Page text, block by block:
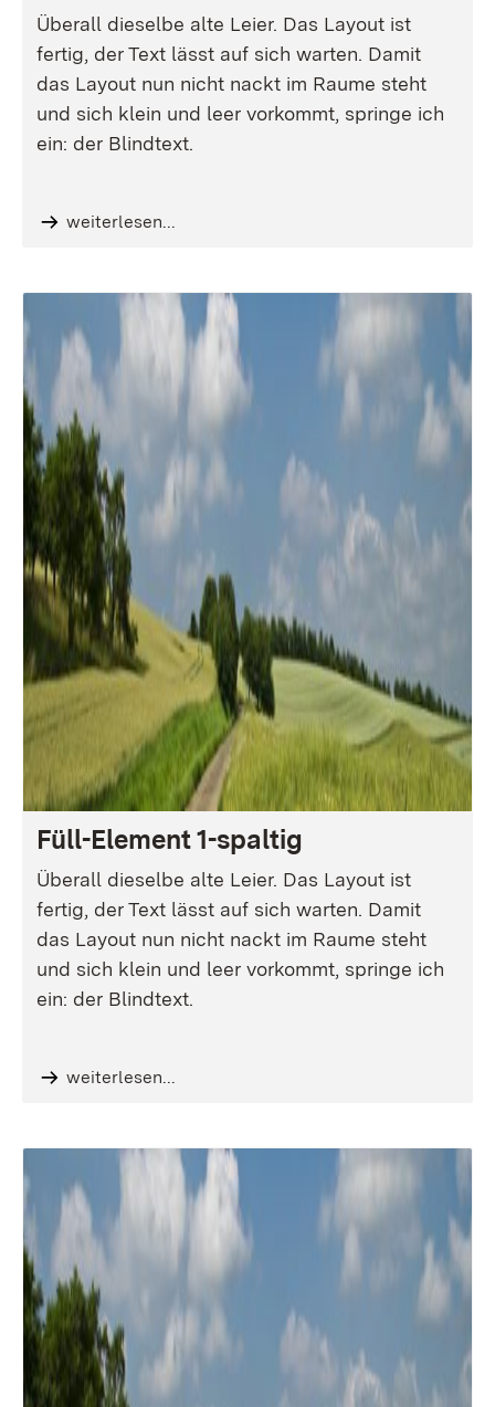
Überall dieselbe alte Leier. Das Layout ist
fertig, der Text lässt auf sich warten. Damit
das Layout nun nicht nackt im Raume steht
und sich klein und leer vorkommt, springe ich
ein: der Blindtext.
weiterlesen...
Füll-Element 1-spaltig
Überall dieselbe alte Leier. Das Layout ist
fertig, der Text lässt auf sich warten. Damit
das Layout nun nicht nackt im Raume steht
und sich klein und leer vorkommt, springe ich
ein: der Blindtext.
weiterlesen...